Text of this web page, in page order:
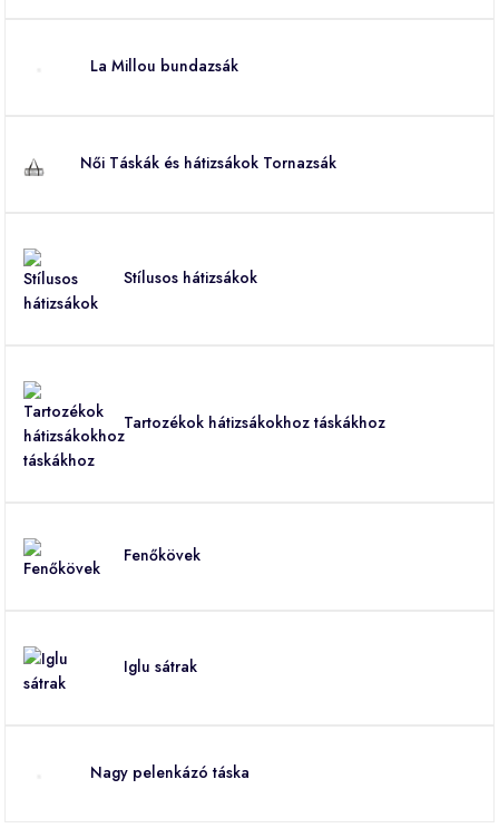
La Millou bundazsák
Női Táskák és hátizsákok Tornazsák
Stílusos hátizsákok
Tartozékok hátizsákokhoz táskákhoz
Fenőkövek
Iglu sátrak
Nagy pelenkázó táska